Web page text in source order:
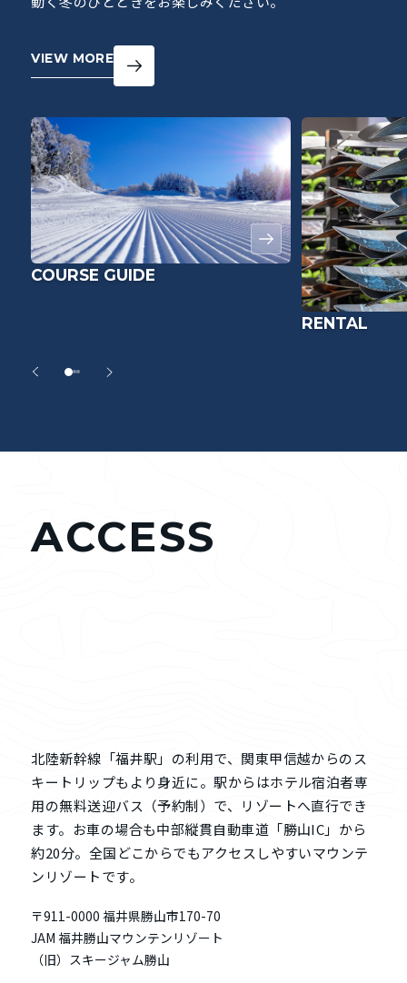
VIEW MORE
COURSE GUIDE
RENTAL
ACCESS
北陸新幹線「福井駅」の利用で、関東甲信越からのス
キートリップもより身近に。駅からはホテル宿泊者専
用の無料送迎バス（予約制）で、リゾートへ直行でき
ます。お車の場合も中部縦貫自動車道「勝山IC」から
約20分。全国どこからでもアクセスしやすいマウンテ
ンリゾートです。
〒911-0000 福井県勝山市170-70
JAM 福井勝山マウンテンリゾート
（旧）スキージャム勝山